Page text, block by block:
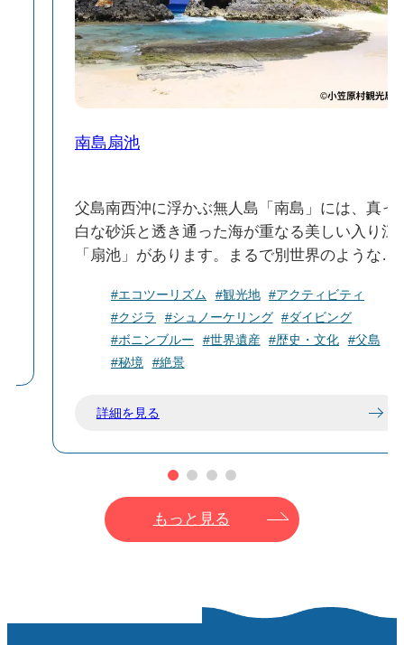
南島扇池
父島南西沖に浮かぶ無人島「南島」には、真っ
白な砂浜と透き通った海が重なる美しい入り江
「扇池」があります。まるで別世界のような絶
知られています。
波の浸食による石灰岩の天然トンネルや、およ
そ1000年前に絶滅した「ヒロベソカタマイマ
イ」の半化石などを見ることができます。
#エコツーリズム #観光地 #アクティビティ
#クジラ
#シュノーケリング #ダイビング
#ボニンブルー
#世界遺産 #歴史・文化
#父島
#秘境
#絶景
詳細を見る
もっと見る